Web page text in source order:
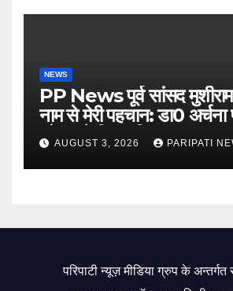
NEWS
PP News पूर्व सांसद
नाम से मेरी पहचान: डा0
चौपाल में दिया परिचय
AUGUST 3, 2026 PARIPATI
परिपाटी न्यूज़ मीडिया ग्रुप के अन्तर्गत